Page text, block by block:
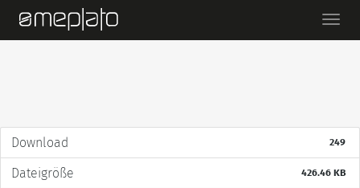
Ein-/
Download 249
Dateigröße 426.46 KB